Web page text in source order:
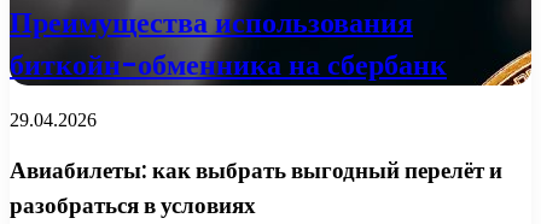
Преимущества использования
биткойн-обменника на сбербанк
29.04.2026
Авиабилеты: как выбрать выгодный перелёт и
разобраться в условиях